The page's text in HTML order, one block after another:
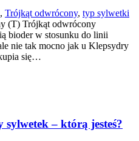
, Trójkąt odwrócony, typ sylwetki
(T) Trójkąt odwrócony
bioder w stosunku do linii
nie tak mocno jak u Klepsydry
się…
sylwetek – którą jesteś?